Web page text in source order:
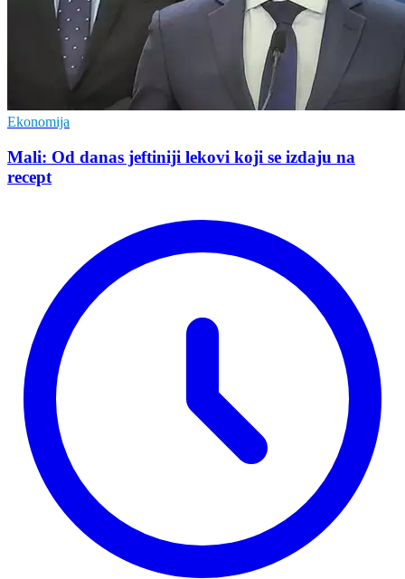
Ekonomija
Mali: Od danas jeftiniji lekovi koji se izdaju na
recept